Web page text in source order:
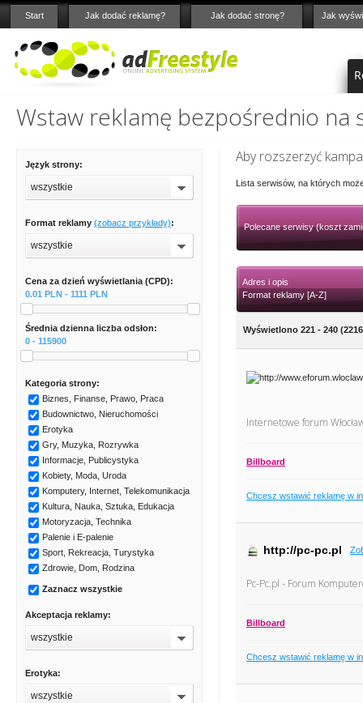
Start Jak dodać reklamę? Jak dodać stronę? Jak
Wstaw reklamę bezpośrednio na
Język strony:
wszystkie
Format reklamy (zobacz przykłady):
wszystkie
Cena za dzień wyświetlania (CPD):
0.01 PLN - 1111 PLN
Średnia dzienna liczba odsłon:
0 - 115900
Kategoria strony:
Biznes, Finanse, Prawo, Praca
Budownictwo, Nieruchomości
Erotyka
Gry, Muzyka, Rozrywka
Informacje, Publicystyka
Kobiety, Moda, Uroda
Komputery, Internet, Telekomunikacja
Kultura, Nauka, Sztuka, Edukacja
Motoryzacja, Technika
Palenie i E-palenie
Sport, Rekreacja, Turystyka
Zdrowie, Dom, Rodzina
Zaznacz wszystkie
Akceptacja reklamy:
wszystkie
Erotyka:
wszystkie
Aby rozszerzyć
Lista serwisów, na których
Polecane serwisy (koszt
Adres i opis
Format reklamy [A-Z]
Wyświetlono 221 - 240
Internetowe forum
Billboard
Chcesz wstawić reklamę w
http://pc-pc.pl
Pc-Pc.pl - Forum
Billboard
Chcesz wstawić reklamę w